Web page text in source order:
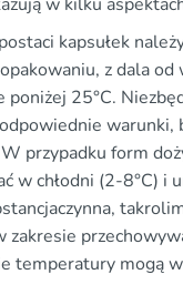
kapsułek
z dala od
poniżej 25°C.
warunki,
przypadku form
w chłodni (2-8°C) i
zakresie
temperatury mogą